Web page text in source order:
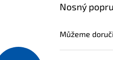
Nosný
Můžeme